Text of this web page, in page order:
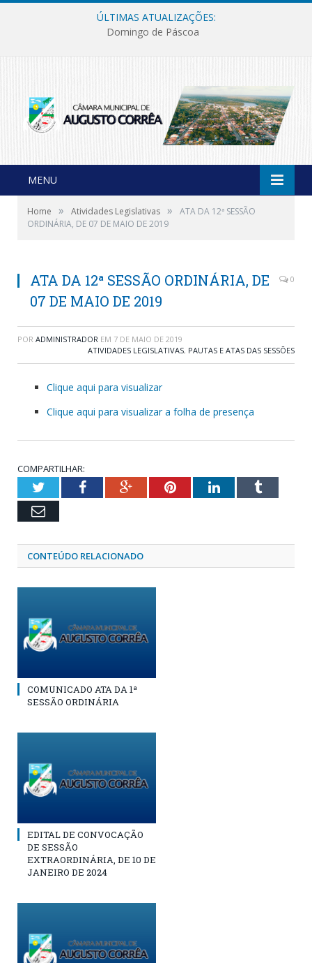
ÚLTIMAS ATUALIZAÇÕES:
Domingo de Páscoa
MENU
Home » Atividades Legislativas »
ATA DA 12ª SESSÃO
ORDINÁRIA, DE 07 DE MAIO DE 2019
ATA DA 12ª SESSÃO ORDINÁRIA, DE
07 DE MAIO DE 2019
0
POR ADMINISTRADOR EM 7 DE MAIO DE 2019
ATIVIDADES LEGISLATIVAS, PAUTAS E ATAS DAS SESSÕES
Clique aqui para visualizar
Clique aqui para visualizar a folha de presença
COMPARTILHAR:
TwitterFacebookGoogle+PinterestLinkedInTumblr
Email
CONTEÚDO RELACIONADO
COMUNICADO ATA DA 1ª
SESSÃO ORDINÁRIA
EDITAL DE CONVOCAÇÃO
DE SESSÃO
EXTRAORDINÁRIA, DE 10 DE
JANEIRO DE 2024